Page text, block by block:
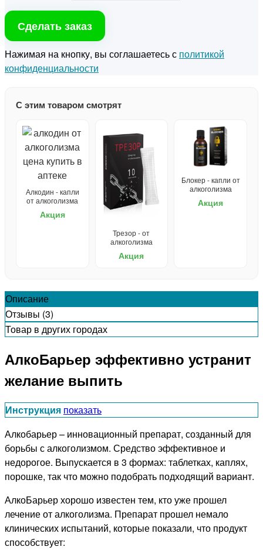
Сделать заказ
Нажимая на кнопку, вы соглашаетесь с политикой
конфиденциальности
С этим товаром смотрят
Алкодин - капли
от алкоголизма
Акция
Трезор - от
алкоголизма
Акция
Блокер - капли от
алкоголизма
Акция
Описание
Отзывы (3)
Товар в других городах
АлкоБарьер эффективно устранит
желание выпить
Инструкция показать
Алкобарьер – инновационный препарат, созданный для
борьбы с алкоголизмом. Средство эффективное и
недорогое. Выпускается в 3 формах: таблетках, каплях,
порошке, так что можно подобрать подходящий вариант.
АлкоБарьер хорошо известен тем, кто уже прошел
лечение от алкоголизма. Препарат прошел немало
клинических испытаний, которые показали, что продукт
способствует: